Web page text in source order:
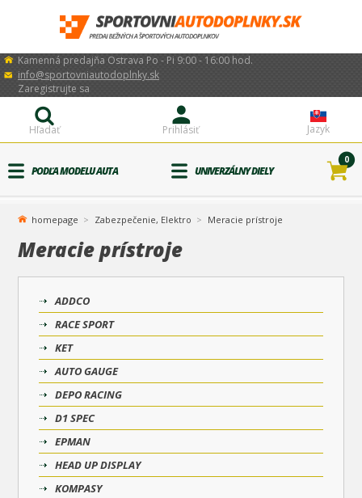
Kamenná predajňa Ostrava Po - Pi 9:00 - 16:00 hod.
info@sportovniautodoplnky.sk
Jazyk
Prihlásiť
Zaregistrujte sa
Hľadať
PODĽA MODELU AUTA UNIVERZÁLNY DIELY
0
homepage Zabezpečenie, Elektro Meracie prístroje
Meracie prístroje
ADDCO
RACE SPORT
KET
AUTO GAUGE
DEPO RACING
D1 SPEC
EPMAN
HEAD UP DISPLAY
KOMPASY